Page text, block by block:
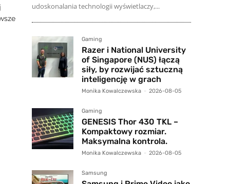
udoskonalania technologii wyświetlaczy,...
Gaming
Razer i National University
of Singapore (NUS) łączą
siły, by rozwijać sztuczną
inteligencję w grach
Monika Kowalczewska - 2026-08-05
Gaming
GENESIS Thor 430 TKL –
Kompaktowy rozmiar.
Maksymalna kontrola.
Monika Kowalczewska - 2026-08-05
Samsung